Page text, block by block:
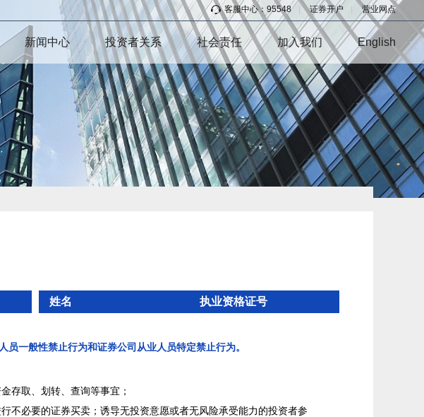
客服中心：95548 | 证券开户 营业网点
新闻中心 投资者关系 社会责任 加入我们 English
姓名 执业资格证号
一般性禁止行为和证券公司从业人员特定禁止行为。
存取、划转、查询等事宜；
不必要的证券买卖；诱导无投资意愿或者无风险承受能力的投资者参